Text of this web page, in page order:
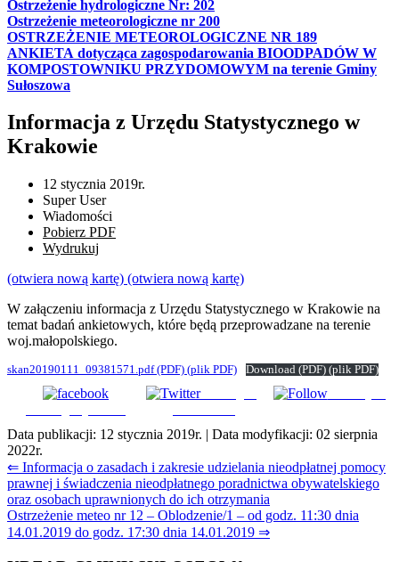
Ostrzeżenie hydrologiczne Nr: 202
Ostrzeżenie meteorologiczne nr 200
OSTRZEŻENIE METEOROLOGICZNE NR 189
ANKIETA dotycząca zagospodarowania BIOODPADÓW W
KOMPOSTOWNIKU PRZYDOMOWYM na terenie Gminy
Sułoszowa
Informacja z Urzędu Statystycznego w
Krakowie
12 stycznia 2019r.
Super User
Wiadomości
Pobierz PDF
Wydrukuj
(otwiera nową kartę) (otwiera nową kartę)
W załączeniu informacja z Urzędu Statystycznego w Krakowie na
temat badań ankietowych, które będą przeprowadzane na terenie
woj.małopolskiego.
skan20190111_09381571.pdf(PDF) (plik PDF) Download(PDF)(plik PDF)
Udostępnij
Subskrybuj
Data publikacji: 12 stycznia 2019r. | Data modyfikacji: 02 sierpnia
2022r.
Nawigacja
wpisu
⇐ Informacja o zasadach i zakresie udzielania nieodpłatnej pomocy
prawnej i świadczenia nieodpłatnego poradnictwa obywatelskiego
oraz osobach uprawnionych do ich otrzymania
Ostrzeżenie meteo nr 12 – Oblodzenie/1 – od godz. 11:30 dnia
14.01.2019 do godz. 17:30 dnia 14.01.2019 ⇒